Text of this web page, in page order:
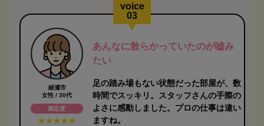
voice
03
綾瀬市
女性 / 30代
満足度
あんなに散らかっていたのが嘘み
たい
足の踏み場もない状態だった部屋が、数
時間でスッキリ。スタッフさんの手際の
よさに感動しました。プロの仕事は違い
ますね。